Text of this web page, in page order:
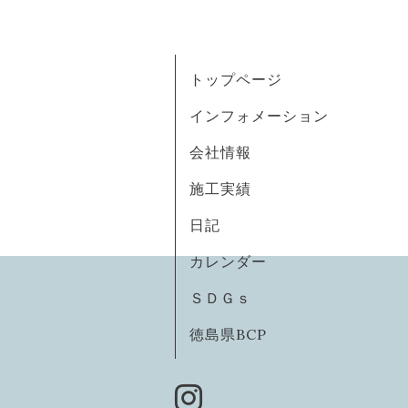
トップページ
インフォメーション
会社情報
施工実績
日記
カレンダー
ＳＤＧｓ
徳島県BCP